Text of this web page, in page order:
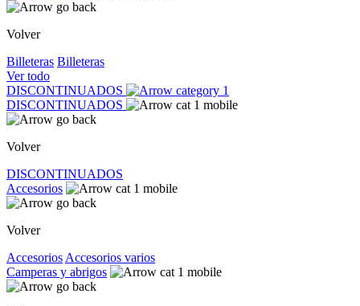
Volver
Billeteras Billeteras
Ver todo
DISCONTINUADOS
DISCONTINUADOS
Volver
DISCONTINUADOS
Accesorios
Volver
Accesorios Accesorios varios
Camperas y abrigos